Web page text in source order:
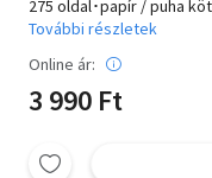
275 oldal･papír / puha
További részletek
Online ár:
3 990 Ft